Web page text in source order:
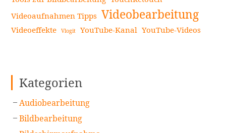
Videoaufnahmen Tipps Videobearbeitung
Videoeffekte Vlogit YouTube-Kanal YouTube-Videos
Kategorien
Audiobearbeitung
Bildbearbeitung